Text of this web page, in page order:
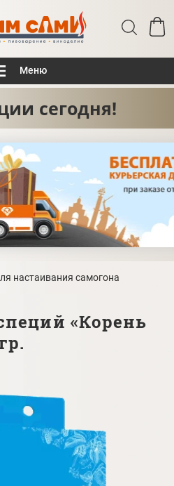
Меню
сегодня!
настаивания самогона
«Корень